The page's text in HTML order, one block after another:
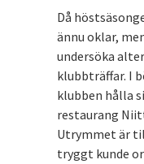
Då
ännu oklar,
undersöka
klubbträffar. I
klubben hålla
restaurang
Utrymmet är
tryggt kunde